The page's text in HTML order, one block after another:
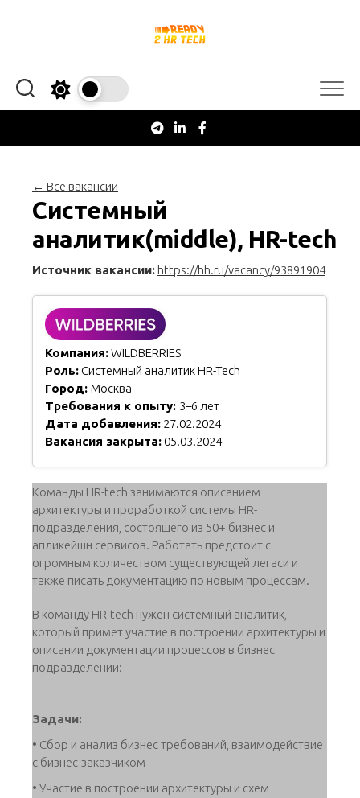
← Все вакансии
Системный
аналитик(middle), HR-tech
Источник вакансии: https://hh.ru/vacancy/93891904
Компания:WILDBERRIES
Роль: Системный аналитик HR-Tech
Город: Москва
Требования к опыту: 3–6 лет
Дата добавления: 27.02.2024
Вакансия закрыта: 05.03.2024
Команды HR-tech занимаются описанием
архитектуры и проработкой системы HR-
подразделения, состоящего из 50+ бизнес и
апликейшн сервисов. Работать предстоит с
огромным количеством существующей легаси и
также писать документацию по новым процессам.
В команду HR-tech нужен системный аналитик,
который примет участие в построении архитектуры и
описании документации процессов в бизнес
подразделении:
Задачи:
• Сбор и анализ бизнес требований, взаимодействие
с бизнес-заказчиком
• Участие в построении архитектуры и схем